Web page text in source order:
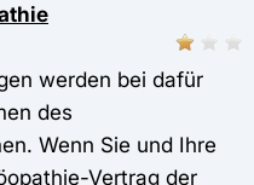
werden bei dafür
des
Wenn Sie und Ihre
Vertrag der